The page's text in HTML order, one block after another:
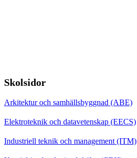
Skolsidor
Arkitektur och samhällsbyggnad (ABE)
Elektroteknik och datavetenskap (EECS)
Industriell teknik och management (ITM)